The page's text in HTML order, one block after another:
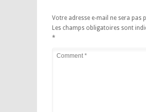
Votre adresse e-mail ne sera pas
Les champs obligatoires sont
*